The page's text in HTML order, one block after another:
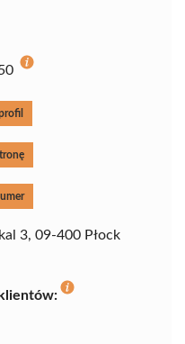
3, 09-400 Płock